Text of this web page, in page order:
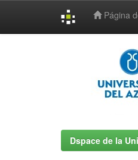
Página
Dspace de la